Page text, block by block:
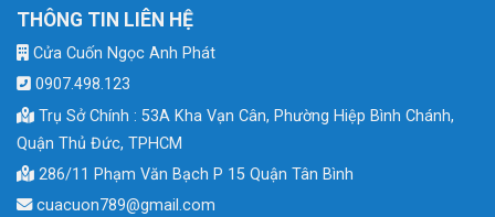
THÔNG TIN LIÊN HỆ
Cửa Cuốn Ngọc Anh Phát
0907.498.123
Trụ Sở Chính : 53A Kha Vạn Cân, Phường Hiệp Bình Chánh,
Quận Thủ Đức, TPHCM
286/11 Phạm Văn Bạch P 15 Quận Tân Bình
cuacuon789@gmail.com